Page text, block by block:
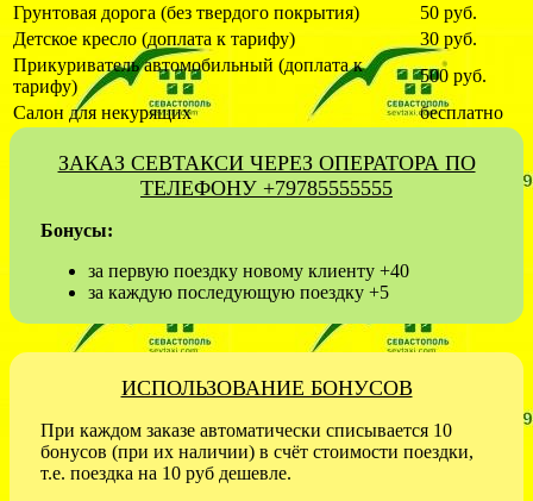
Грунтовая дорога (без твердого покрытия)
50 руб.
Детское кресло (доплата к тарифу)
30 руб.
Прикуриватель автомобильный (доплата к
тарифу)
500 руб.
Салон для некурящих
бесплатно
ЗАКАЗ СЕВТАКСИ ЧЕРЕЗ ОПЕРАТОРА ПО
ТЕЛЕФОНУ +79785555555
Бонусы:
за первую поездку новому клиенту +40
за каждую последующую поездку +5
ИСПОЛЬЗОВАНИЕ БОНУСОВ
При каждом заказе автоматически списывается 10
бонусов (при их наличии) в счёт стоимости поездки,
т.е. поездка на 10 руб дешевле.